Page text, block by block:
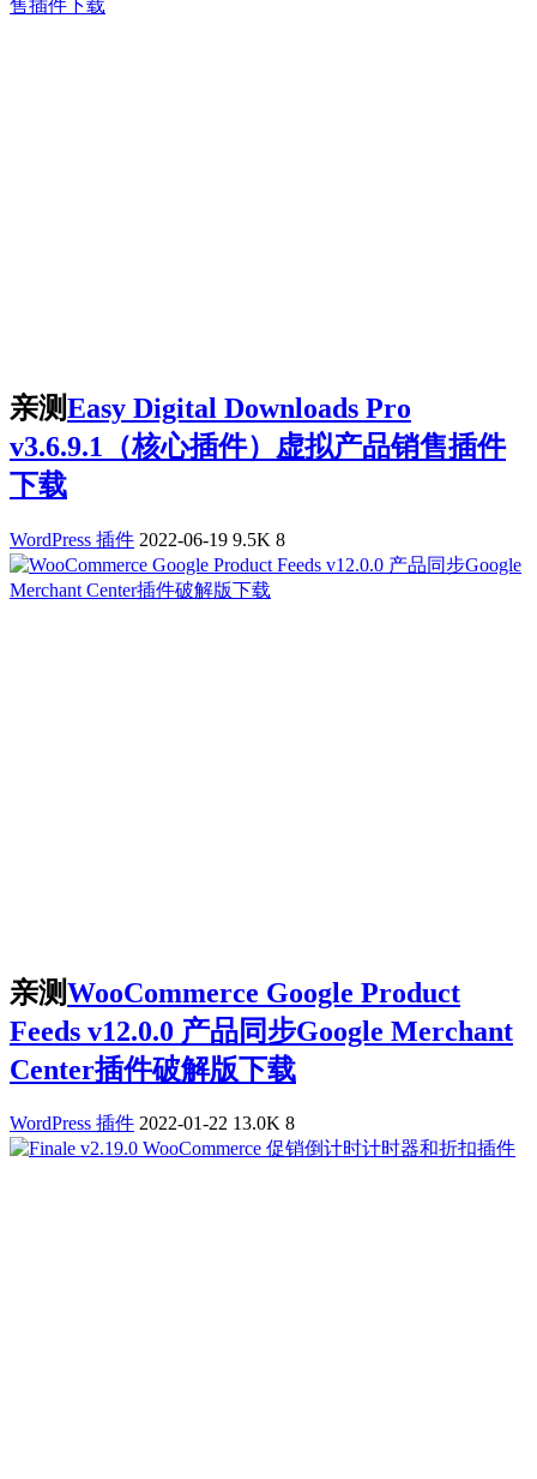
亲测Easy Digital Downloads Pro
v3.6.9.1（核心插件）虚拟产品销售插件
下载
WordPress 插件 2022-06-19 9.5K 8
亲测WooCommerce Google Product
Feeds v12.0.0 产品同步Google Merchant
Center插件破解版下载
WordPress 插件 2022-01-22 13.0K 8